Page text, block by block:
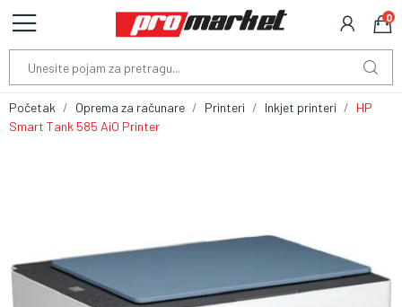
0
Početak Oprema za računare Printeri Inkjet printeri
HP
Smart Tank 585 AiO Printer